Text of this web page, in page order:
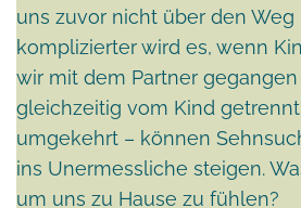
uns zuvor nicht über den Weg
komplizierter wird es, wenn
wir mit dem Partner
gleichzeitig vom Kind
umgekehrt – können
ins Unermessliche steigen.
um uns zu Hause zu fühlen?